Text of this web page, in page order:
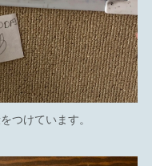
つけています。